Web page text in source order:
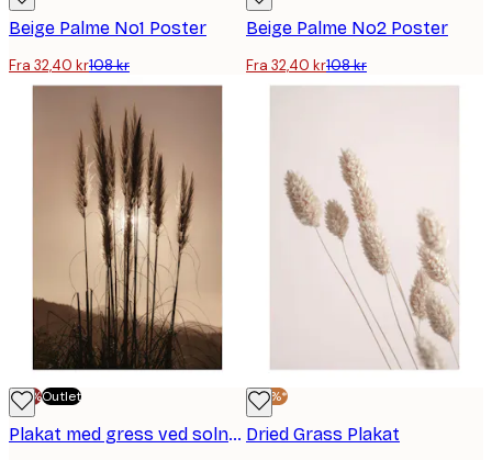
Beige Palme No1 Poster
Fra 32,40 kr108 kr
Beige Palme No2 Poster
Fra 32,40 kr108 kr
-70%Outlet
Plakat med gress ved solnedgang
-30%*
Dried Grass Plakat